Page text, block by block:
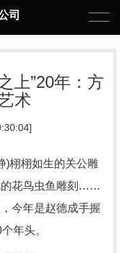
司
上”20年：方
术
栩栩如生的关公雕
的花鸟虫鱼雕刻……
今年是赵德成手握
年头。